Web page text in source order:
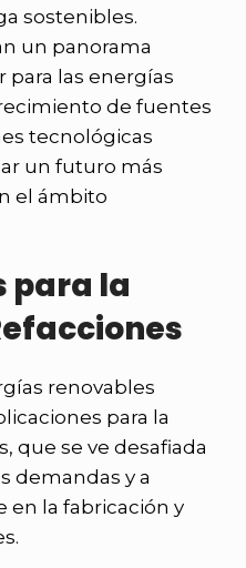
sostenibles.
un panorama
las energías
de fuentes
tecnológicas
un futuro más
el ámbito
para la
renovables
para la
que se ve desafiada
demandas y a
en la fabricación y